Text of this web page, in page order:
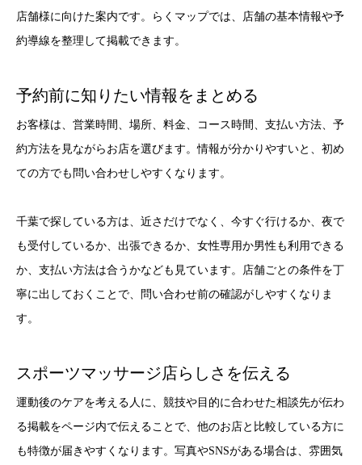
店舗様に向けた案内です。らくマップでは、店舗の基本情報や予
約導線を整理して掲載できます。
予約前に知りたい情報をまとめる
お客様は、営業時間、場所、料金、コース時間、支払い方法、予
約方法を見ながらお店を選びます。情報が分かりやすいと、初め
ての方でも問い合わせしやすくなります。
千葉で探している方は、近さだけでなく、今すぐ行けるか、夜で
も受付しているか、出張できるか、女性専用か男性も利用できる
か、支払い方法は合うかなども見ています。店舗ごとの条件を丁
寧に出しておくことで、問い合わせ前の確認がしやすくなりま
す。
スポーツマッサージ店らしさを伝える
運動後のケアを考える人に、競技や目的に合わせた相談先が伝わ
る掲載をページ内で伝えることで、他のお店と比較している方に
も特徴が届きやすくなります。写真やSNSがある場合は、雰囲気